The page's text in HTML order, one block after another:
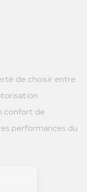
de choisir entre
confort de
performances du